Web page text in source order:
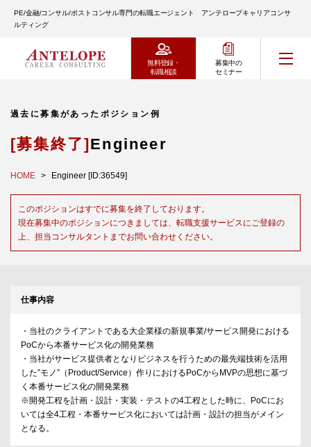
PE/金融/コンサル/ポストコンサル専門の転職エージェント アンテロープキャリアコンサ
ルティング
無料登録・
転職相談
募集中の
セミナー
過去に募集があったポジション例
[募集終了]Engineer
HOME Engineer [ID:36549]
このポジションはすでに募集を終了しております。
現在募集中のポジションにつきましては、転職支援サービスにご登録の
上、担当コンサルタントまでお問い合わせください。
仕事内容
・当社のクライアントである大企業様の新規事業/サービス開発における
PoCから本番サービス化の開発業務
・当社がサービス提供者となりビジネスを行うための最先端技術を活用
した”モノ”（Product/Service）作りにおけるPoCからMVPの思想に基づ
く本番サービス化の開発業務
※開発工程を計画・設計・実装・テストの4工程とした時に、PoCにお
いては全4工程・本番サービス化においては計画・設計の担当がメイン
となる。